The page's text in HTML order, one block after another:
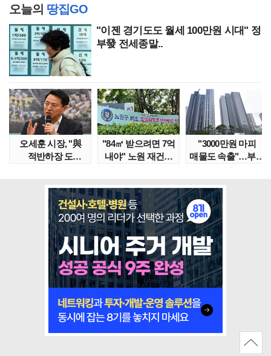
오늘의 땅집GO
"이젠 경기도도 월세 100만원 시대" 정
부發 전세종말..
오세훈 시장, "與
적반하장 도
"84㎡ 받으려면 7억
내야" 노원 재건축
"3000만원 마피
매물도 속출"…부산